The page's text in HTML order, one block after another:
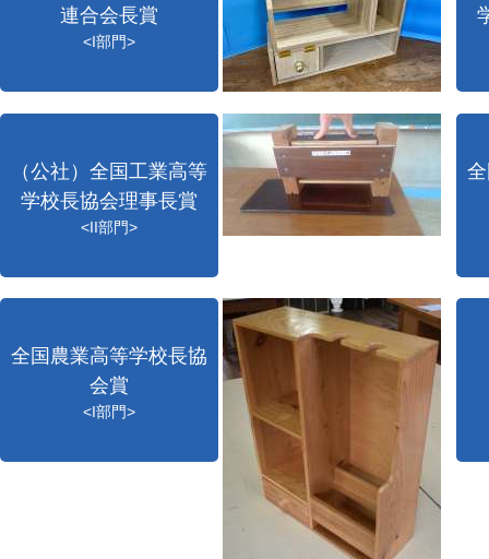
連合会長賞
<I部門>
（公社）全国工業高等
学校長協会理事長賞
<II部門>
全国農業高等学校長協
会賞
<I部門>